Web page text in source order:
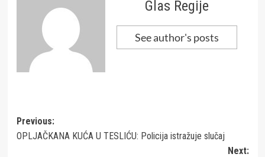
Glas Regije
See author's posts
Post
navigation
Previous:
OPLJAČKANA KUĆA U TESLIĆU: Policija istražuje slučaj
Next: